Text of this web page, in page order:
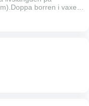
borren i vaxet